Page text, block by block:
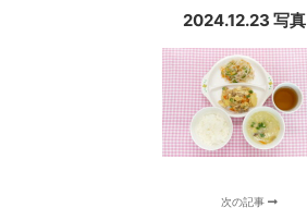
2024.12.23 写真
次の記事